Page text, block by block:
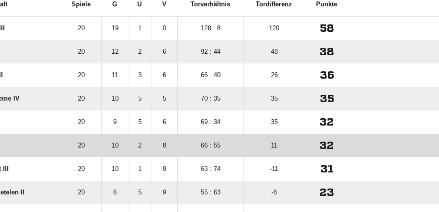
Spiele G U V Torverhältnis Tordifferenz Punkte
20 19 1 0 128 : 8 120 58
20 12 2 6 92 : 44 48 38
20 11 3 6 66 : 40 26 36
IV 20 10 5 5 70 : 35 35 35
20 9 5 6 69 : 34 35 32
20 10 2 8 66 : 55 11 32
20 10 1 9 63 : 74 -11 31
II 20 6 5 9 55 : 63 -8 23